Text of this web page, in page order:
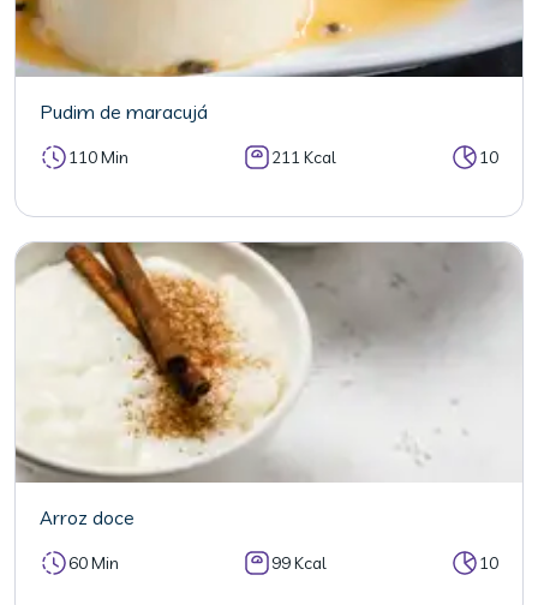
Pudim de maracujá
110 Min 211 Kcal 10
Arroz doce
60 Min 99 Kcal 10